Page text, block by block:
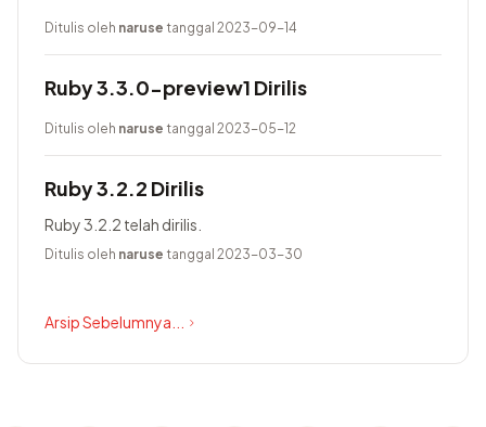
Ditulis oleh naruse tanggal 2023-09-14
Ruby 3.3.0-preview1 Dirilis
Ditulis oleh naruse tanggal 2023-05-12
Ruby 3.2.2 Dirilis
Ruby 3.2.2 telah dirilis.
Ditulis oleh naruse tanggal 2023-03-30
Arsip Sebelumnya...